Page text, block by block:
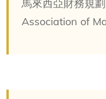
馬來西亞財務規
Association of